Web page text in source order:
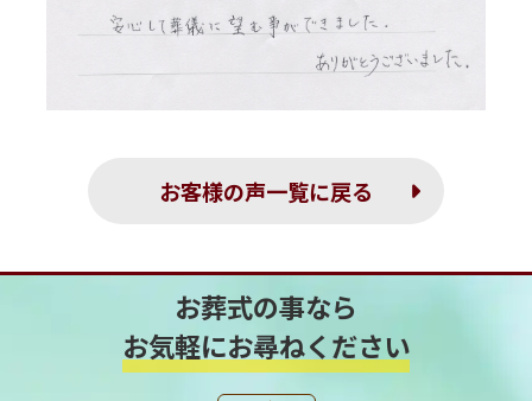
お客様の声一覧に戻る
お葬式の事なら
お気軽にお尋ねください